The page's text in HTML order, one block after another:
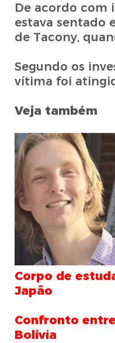
De acordo com
estava sentado
de Tacony,
Segundo os
vítima foi
Veja também
Corpo de
Japão
Confronto
Bolívia